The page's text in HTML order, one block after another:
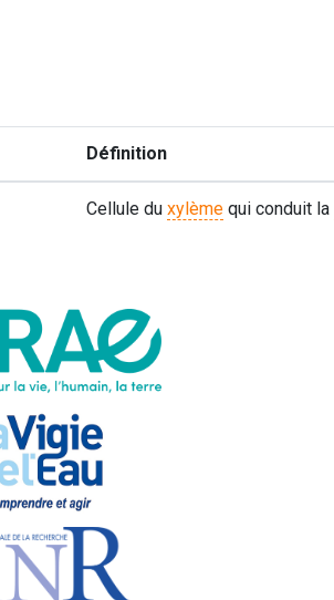
Définition
Cellule du xylème qui conduit la